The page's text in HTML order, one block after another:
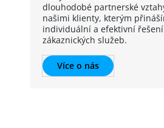
dlouhodobé partnerské
našimi klienty, kterým
individuální a efektivní řešení
zákaznických služeb.
Více o nás